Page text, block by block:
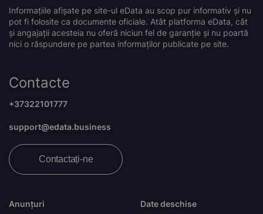
Informațiile afișate pe site-ul eData au scop pur informativ și nu
pot fi folosite ca documente oficiale. Atât platforma eData, cât
și angajații acesteia nu oferă niciun fel de garanție și nu poartă
nici o răspundere pe partea informaților publicate pe site.
Anunțuri Date deschise
Contacte
+37322101777
support@edata.business
Contactați-ne